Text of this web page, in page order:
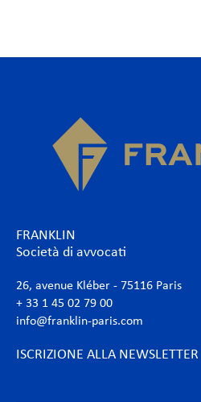
FRANKLIN
Società di avvocati
26, avenue Kléber - 75116 Paris
+ 33 1 45 02 79 00
info@franklin-paris.com
ISCRIZIONE ALLA NEWSLETTER